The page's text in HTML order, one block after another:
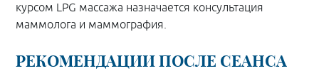
курсом LPG массажа назначается консультация
маммолога и маммография.
РЕКОМЕНДАЦИИ ПОСЛЕ СЕАНСА